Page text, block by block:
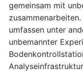
gemeinsam mit
umfassen unter
unbemannter